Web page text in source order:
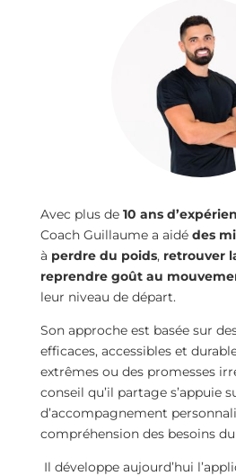
Avec plus de 10 ans
Coach Guillaume a aidé des
à perdre du poids, retrouver
reprendre goût au
leur niveau de départ.
Son approche est basée sur
efficaces, accessibles et
extrêmes ou des promesses
conseil qu’il partage s’appuie
d’accompagnement
compréhension des besoins
Il développe aujourd’hui